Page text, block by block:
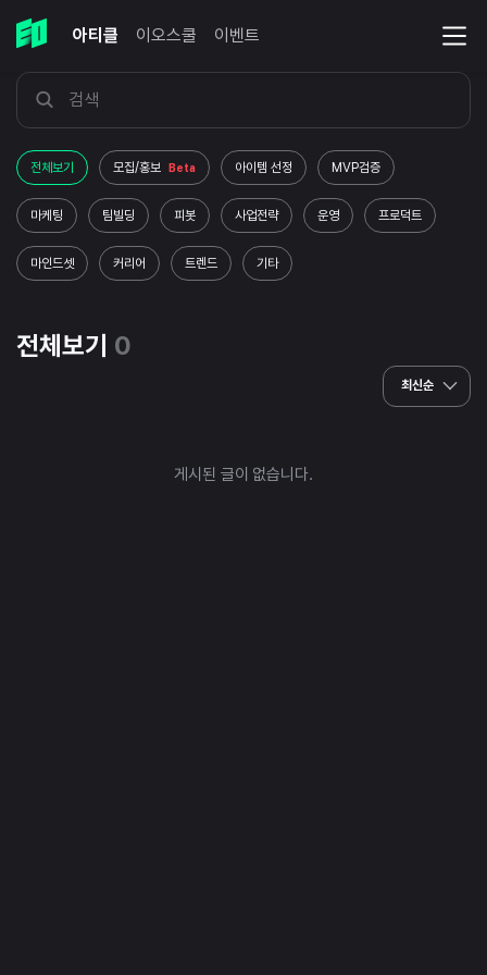
아티클 이오스쿨 이벤트
전체보기 모집/홍보 Beta 아이템 선정 MVP검증
마케팅 팀빌딩 피봇 사업전략 운영 프로덕트
마인드셋 커리어 트렌드 기타
전체보기 0
최신순
게시된 글이 없습니다.